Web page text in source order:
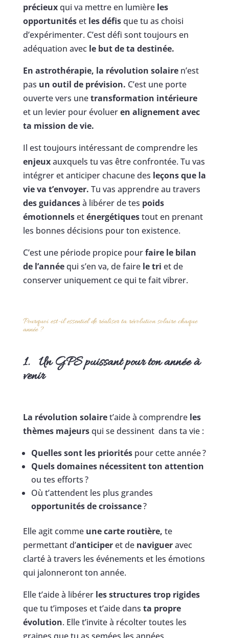
précieuxqui va mettre en lumière les
opportunitésetles défisque tu as choisi
d’expérimenter. C’est défi sont toujours en
adéquation avec le but de ta destinée.
En astrothérapie, la révolution solairen’est
pas un outil de prévision. C’est une porte
ouverte vers unetransformation intérieure
et un levier pour évolueren alignement avec
ta mission de vie.
Il est toujours intéressant de comprendre les
enjeuxauxquels tu vas être confrontée. Tu vas
intégrer et anticiper chacune des leçons que la
vie va t’envoyer. Tu vas apprendre au travers
des guidancesà libérer de tes poids
émotionnelseténergétiquestout en prenant
les bonnes décisions pour ton existence.
C’est une période propice pourfaire le bilan
de l’annéequi s’en va, de faire le tri et de
conserver uniquement ce qui te fait vibrer.
Pourquoi est-il essentiel de réaliser ta révolution solaire chaque
année ?
1. Un GPS puissant pour ton année à
venir
La révolution solairet’aide à comprendre les
thèmes majeursqui se dessinent dans ta vie :
Quelles sont les prioritéspour cette année ?
Quels domaines nécessitent ton attention
ou tes efforts ?
Où t’attendent les plus grandes
opportunités de croissance?
Elle agit comme une carte routière, te
permettant d’anticiperet denavigueravec
clarté à travers les événements et les émotions
qui jalonneront ton année.
Elle t’aide à libérer les structures trop rigides
que tu t’imposes et t’aide dans ta propre
évolution. Elle t’invite à récolter toutes les